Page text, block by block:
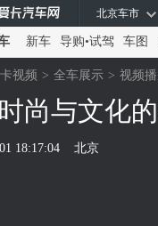
北京车市
新车 导购•试驾 车图
视频 > 全车展示 > 视频
尚与文化
18:17:04 北京